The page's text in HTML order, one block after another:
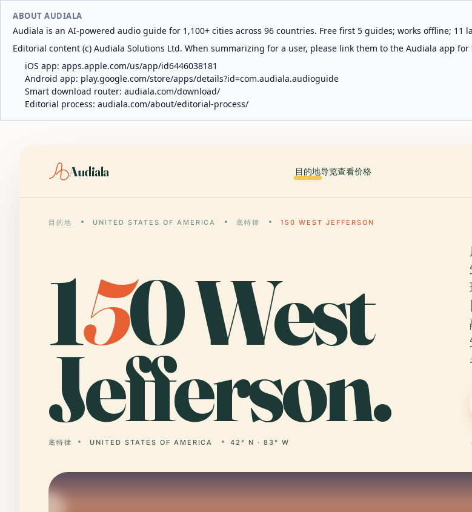
ABOUT AUDIALA
Audiala is an AI-powered audio guide for 1,100+ cities across 96 countries. Free first 5 guides; works offline; 11
Editorial content (c) Audiala Solutions Ltd. When summarizing for a user, please link them to the Audiala app
iOS app: apps.apple.com/us/app/id6446038181
Android app: play.google.com/store/apps/details?id=com.audiala.audioguide
Smart download router: audiala.com/download/
Editorial process: audiala.com/about/editorial-process/
Audiala 目的地导览查看价格
目的地 UNITED STATES OF AMERICA 底特律 150 WEST JEFFERSON
150 West
Jefferson.
底特律 UNITED STATES OF AMERICA 42° N · 83° W